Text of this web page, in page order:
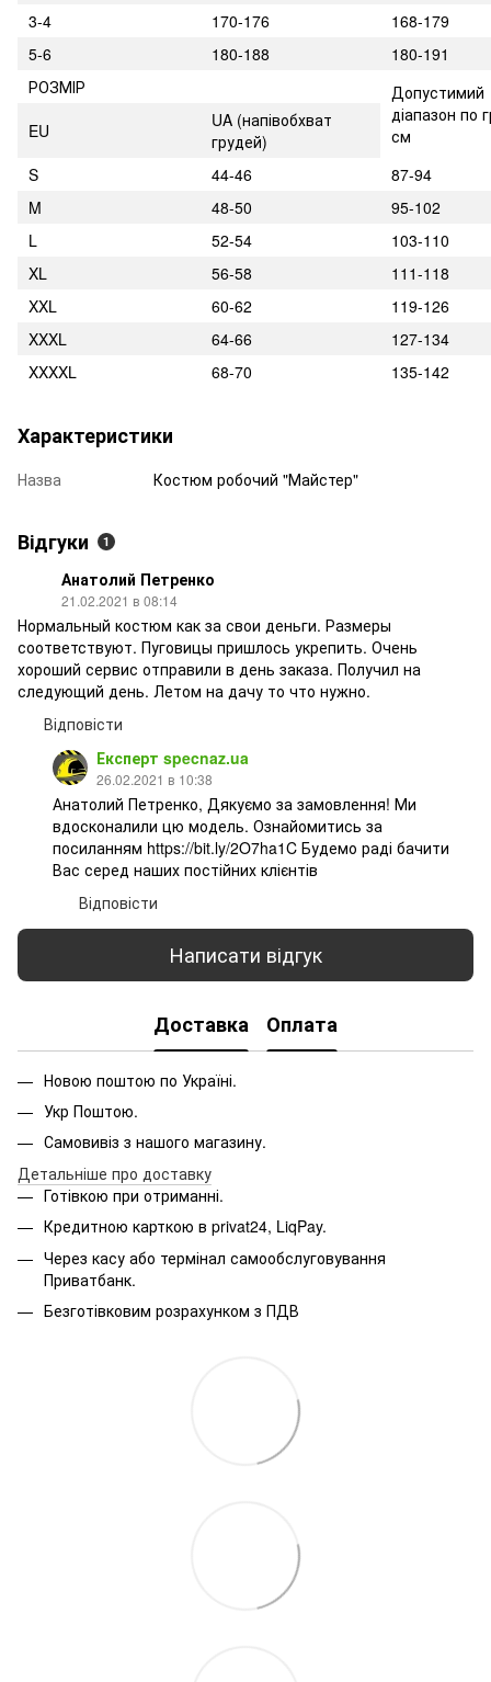
3-4 170-176
168-179
5-6
180-188
180-191
РОЗМІР
Допустимий
діапазон по
см
EU UA (напівобхват
грудей)
S
44-46
87-94
M
48-50
95-102
L
52-54
103-110
XL
56-58
111-118
XXL
60-62
119-126
XXXL
64-66
127-134
XXXXL
68-70 135-142
Характеристики
Назва Костюм робочий "Майстер"
Відгуки 1
Анатолий Петренко
21.02.2021 в 08:14
Нормальный костюм как за свои деньги. Размеры
соответствуют. Пуговицы пришлось укрепить. Очень
хороший сервис отправили в день заказа. Получил на
следующий день. Летом на дачу то что нужно.
Відповісти
Експерт specnaz.ua
26.02.2021 в 10:38
Анатолий Петренко, Дякуємо за замовлення! Ми
вдосконалили цю модель. Ознайомитись за
посиланням https://bit.ly/2O7ha1C Будемо раді бачити
Вас серед наших постійних клієнтів
Відповісти
Написати відгук
Доставка Оплата
Новою поштою по Україні.
Укр Поштою.
Самовивіз з нашого магазину.
Детальніше про доставку
Готівкою при отриманні.
Кредитною карткою в privat24, LiqPay.
Через касу або термінал самообслуговування
Приватбанк.
Безготівковим розрахунком з ПДВ